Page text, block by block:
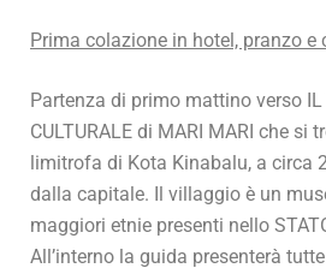
Prima colazione in hotel, pranzo e
Partenza di primo mattino verso IL
CULTURALE di MARI MARI che si
limitrofa di Kota Kinabalu, a circa
dalla capitale. Il villaggio è un
maggiori etnie presenti nello
All’interno la guida presenterà